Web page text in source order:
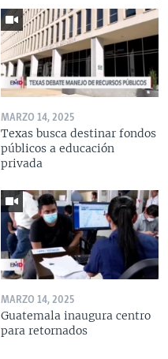
MARZO 14, 2025
Texas busca destinar fondos
públicos a educación
privada
MARZO 14, 2025
Guatemala inaugura centro
para retornados